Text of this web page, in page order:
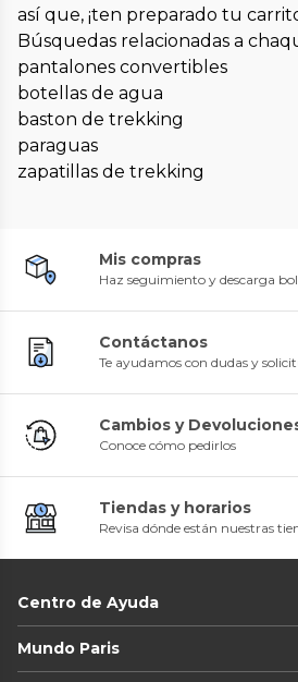
así que, ¡ten preparado tu
Búsquedas relacionadas a
pantalones convertibles
botellas de agua
baston de trekking
paraguas
zapatillas de trekking
Mis compras
Haz seguimiento y descarga
Contáctanos
Te ayudamos con dudas y
Cambios y
Conoce cómo pedirlos
Tiendas y horarios
Revisa dónde están nuestras
Centro de Ayuda
Mundo Paris